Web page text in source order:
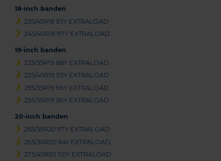
18-inch banden
225/45R18 95Y EXTRALOAD
245/40R18 97Y EXTRALOAD
19-inch banden
225/35R19 88Y EXTRALOAD
225/40R19 93Y EXTRALOAD
255/35R19 96Y EXTRALOAD
255/35R19 96Y EXTRALOAD
20-inch banden
255/35R20 97Y EXTRALOAD
265/30R20 94Y EXTRALOAD
275/45R20 110Y EXTRALOAD